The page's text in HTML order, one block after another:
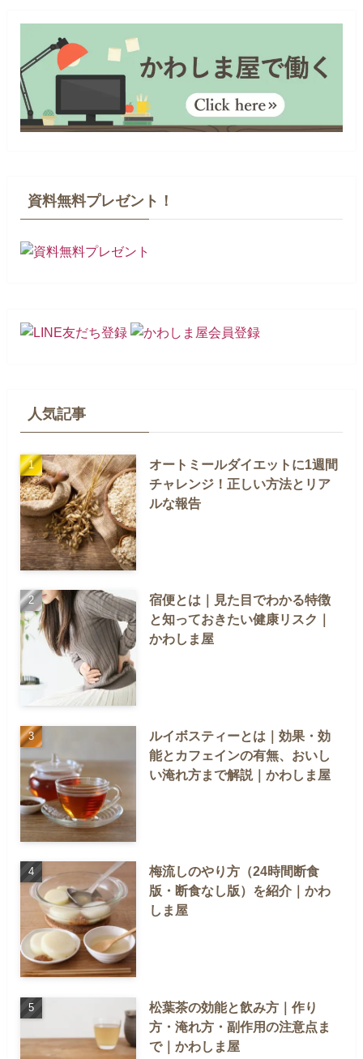
資料無料プレゼント！
人気記事
オートミールダイエットに1週間
チャレンジ！正しい方法とリア
ルな報告
宿便とは｜見た目でわかる特徴
と知っておきたい健康リスク｜
かわしま屋
ルイボスティーとは｜効果・効
能とカフェインの有無、おいし
い淹れ方まで解説｜かわしま屋
梅流しのやり方（24時間断食
版・断食なし版）を紹介｜かわ
しま屋
松葉茶の効能と飲み方｜作り
方・淹れ方・副作用の注意点ま
で｜かわしま屋